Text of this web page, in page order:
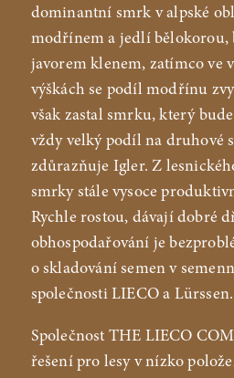
dominantní smrk v alpské
modřínem a jedlí bělokorou,
javorem klenem, zatímco ve
výškách se podíl modřínu
však zastal smrku, který
vždy velký podíl na druhové
zdůrazňuje Igler. Z
smrky stále vysoce
Rychle rostou, dávají dobré
obhospodařování je
o skladování semen v
společnosti LIECO a Lürssen.
Společnost THE LIECO
řešení pro lesy v nízko